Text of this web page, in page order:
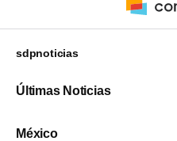
sdpnoticias
Últimas Noticias
México